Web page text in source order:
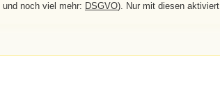
und noch viel mehr: DSGVO). Nur mit diesen aktiviert